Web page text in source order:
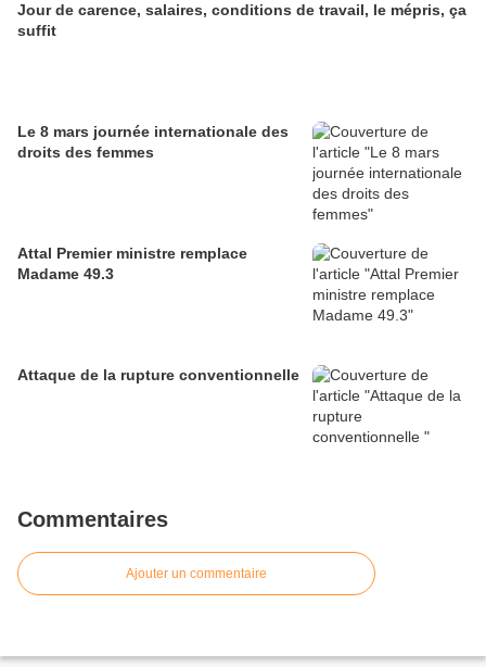
Jour de carence, salaires, conditions de travail, le mépris, ça
suffit
Le 8 mars journée internationale des
droits des femmes
Attal Premier ministre remplace
Madame 49.3
Attaque de la rupture conventionnelle
Commentaires
Ajouter un commentaire